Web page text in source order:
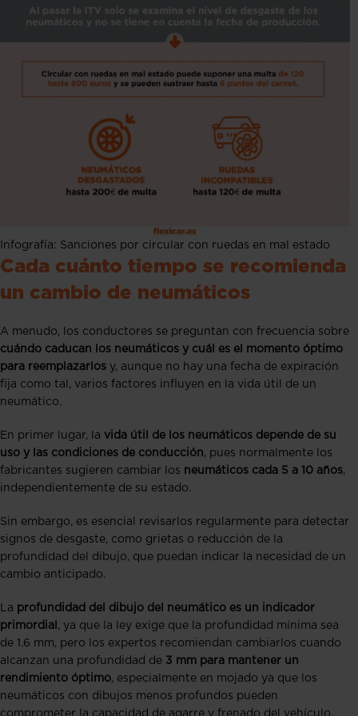
Infografía: Sanciones por circular con ruedas en mal estado
Cada cuánto tiempo se recomienda
un cambio de neumáticos
A menudo, los conductores se preguntan con frecuencia sobre
cuándo caducan los neumáticos y cuál es el momento óptimo
para reemplazarlos y, aunque no hay una fecha de expiración
fija como tal, varios factores influyen en la vida útil de un
neumático.
En primer lugar, la vida útil de los neumáticos depende de su
uso y las condiciones de conducción, pues normalmente los
fabricantes sugieren cambiar los neumáticos cada 5 a 10 años,
independientemente de su estado.
Sin embargo, es esencial revisarlos regularmente para detectar
signos de desgaste, como grietas o reducción de la
profundidad del dibujo, que puedan indicar la necesidad de un
cambio anticipado.
La profundidad del dibujo del neumático es un indicador
primordial , ya que la ley exige que la profundidad mínima sea
de 1.6 mm, pero los expertos recomiendan cambiarlos cuando
alcanzan una profundidad de 3 mm para mantener un
rendimiento óptimo, especialmente en mojado ya que los
neumáticos con dibujos menos profundos pueden
comprometer la capacidad de agarre y frenado del vehículo,